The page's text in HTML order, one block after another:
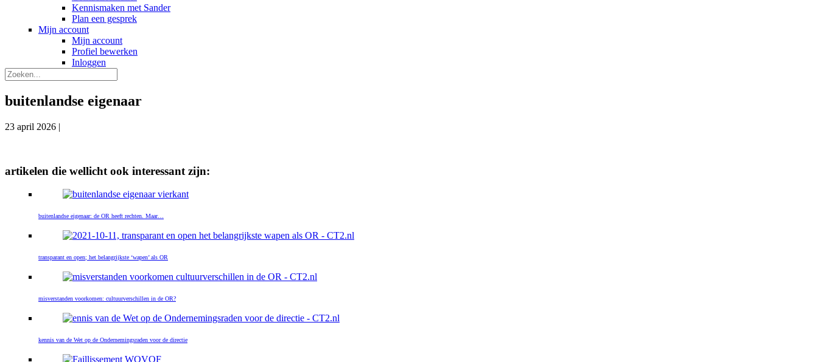
Kennismaken met Sander
Plan een gesprek
Mijn account
Mijn account
Profiel bewerken
Inloggen
buitenlandse eigenaar
23 april 2026 |
artikelen die wellicht ook interessant zijn:
buitenlandse eigenaar: de OR heeft rechten. Maar…
transparant en open; het belangrijkste ‘wapen’ als OR
misverstanden voorkomen: cultuurverschillen in de OR?
kennis van de Wet op de Ondernemingsraden voor de directie